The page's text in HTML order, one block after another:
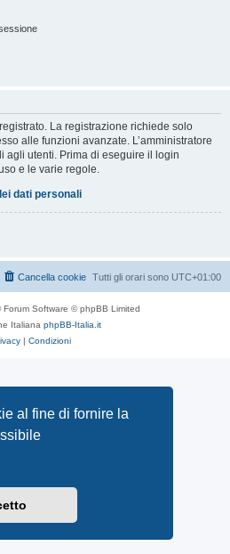
al fine di fornire la
La registrazione richiede solo
alle funzioni avanzate. L’amministratore
agli utenti. Prima di eseguire il login
e le varie regole.
dati personali
Tutti gli orari sono UTC+01:00
Cancella cookie
Forum Software © phpBB Limited
Italiana phpBB-Italia.it
| Condizioni